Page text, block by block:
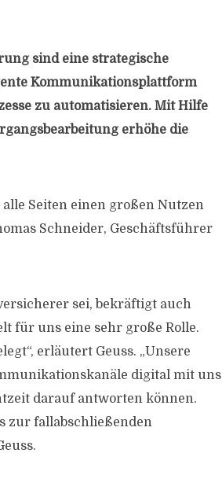
sind eine strategische
Kommunikationsplattform
zu automatisieren. Mit Hilfe
erhöhe die
Seiten einen großen Nutzen
Schneider, Geschäftsführer
sei, bekräftigt auch
für uns eine sehr große Rolle.
erläutert Geuss. „Unsere
digital mit uns
darauf antworten können.
zur fallabschließenden